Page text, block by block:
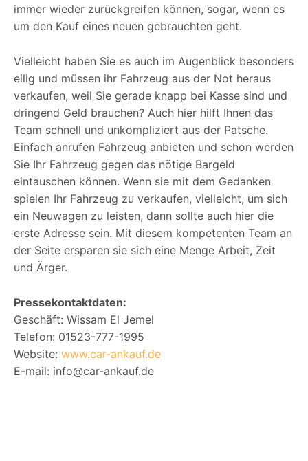
immer wieder zurückgreifen können, sogar, wenn es
um den Kauf eines neuen gebrauchten geht.
Vielleicht haben Sie es auch im Augenblick besonders
eilig und müssen ihr Fahrzeug aus der Not heraus
verkaufen, weil Sie gerade knapp bei Kasse sind und
dringend Geld brauchen? Auch hier hilft Ihnen das
Team schnell und unkompliziert aus der Patsche.
Einfach anrufen Fahrzeug anbieten und schon werden
Sie Ihr Fahrzeug gegen das nötige Bargeld
eintauschen können. Wenn sie mit dem Gedanken
spielen Ihr Fahrzeug zu verkaufen, vielleicht, um sich
ein Neuwagen zu leisten, dann sollte auch hier die
erste Adresse sein. Mit diesem kompetenten Team an
der Seite ersparen sie sich eine Menge Arbeit, Zeit
und Ärger.
Pressekontaktdaten:
Geschäft: Wissam El Jemel
Telefon: 01523-777-1995
Website: www.car-ankauf.de
E-mail: info@car-ankauf.de